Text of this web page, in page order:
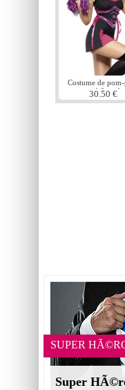
Costume de
girl Squad
30.50 €
SUPER
Super